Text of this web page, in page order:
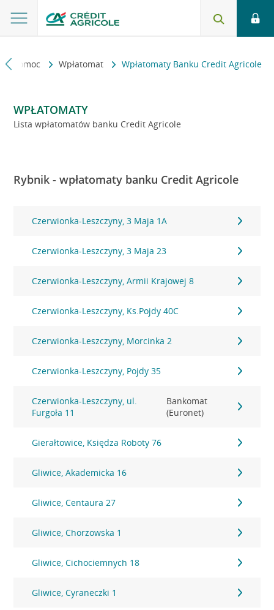
i pomoc Wpłatomat Wpłatomaty Banku Credit Agricole
WPŁATOMATY
Lista wpłatomatów banku Credit Agricole
Rybnik - wpłatomaty banku Credit Agricole
Czerwionka-Leszczyny, 3 Maja 1A
Czerwionka-Leszczyny, 3 Maja 23
Czerwionka-Leszczyny, Armii Krajowej 8
Czerwionka-Leszczyny, Ks.Pojdy 40C
Czerwionka-Leszczyny, Morcinka 2
Czerwionka-Leszczyny, Pojdy 35
Czerwionka-Leszczyny, ul.
Furgoła 11
Bankomat
(Euronet)
Gierałtowice, Księdza Roboty 76
Gliwice, Akademicka 16
Gliwice, Centaura 27
Gliwice, Chorzowska 1
Gliwice, Cichociemnych 18
Gliwice, Cyraneczki 1